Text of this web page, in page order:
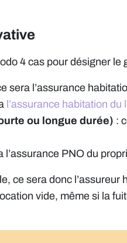
4 cas pour désigner le
sera l’assurance
l’assurance habitation du
ou longue durée) :
l’assurance PNO du
ce sera donc
vide, même si la